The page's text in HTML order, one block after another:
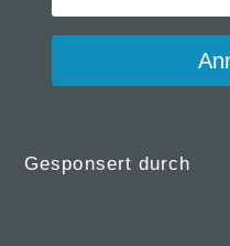
Gesponsert durch